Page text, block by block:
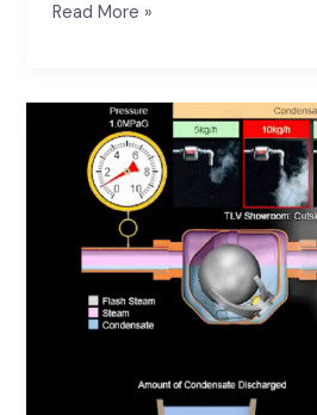
Read More »
Kapanında
Canlı
Buhar